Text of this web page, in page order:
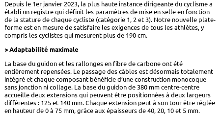
Depuis le 1er janvier 2023, la plus haute instance dirigeante du cyclisme a
établi un registre qui définit les paramètres de mise en selle en fonction
de la stature de chaque cycliste (catégorie 1, 2 et 3). Notre nouvelle plate-
forme est en mesure de satisfaire les exigences de tous les athlètes, y
compris les cyclistes qui mesurent plus de 190 cm.
> Adaptabilité maximale
La base du guidon et les rallonges en fibre de carbone ont été
entièrement repensées. Le passage des câbles est désormais totalement
intégré et chaque composant bénéficie d’une construction monocoque
sans jonction ni collage. La base du guidon de 380 mm centre-centre
accueille deux extensions qui peuvent être positionnées à deux largeurs
différentes : 125 et 140 mm. Chaque extension peut à son tour être réglée
en hauteur de 0 à 75 mm, grâce aux épaisseurs de 40, 20, 10 et 5 mm.